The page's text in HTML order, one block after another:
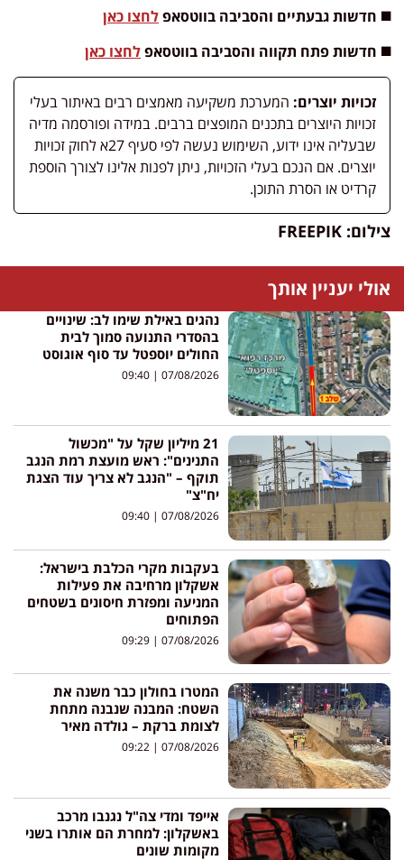
◼️ חדשות גבעתיים והסביבה בווטסאפלחצו כאן
◼️ חדשות פתח תקווה והסביבה בווטסאפלחצו כאן
זכויות יוצרים: המערכת משקיעה מאמצים רבים באיתור בעלי
זכויות היוצרים בתכנים המופצים ברבים. במידה ופורסמה מדיה
שבעליה אינו ידוע, השימוש נעשה לפי סעיף 27א לחוק זכויות
יוצרים. אם הנכם בעלי הזכויות, ניתן לפנות אלינו לצורך הוספת
קרדיט או הסרת התוכן.
צילום: FREEPIK
אולי יעניין אותך
נהגים באילת שימו לב: שינויים
בהסדרי התנועה סמוך לבית
החולים יוספטל עד סוף אוגוסט
07/08/2026
21 מיליון שקל על "מכשול
התנינים": ראש מועצת רמת הנגב
תוקף – "הנגב לא צריך עוד הצגת
יח"צ"
07/08/2026
בעקבות מקרי הכלבת בישראל:
אשקלון מרחיבה את פעילות
המניעה ומפזרת חיסונים בשטחים
הפתוחים
07/08/2026
המטרו בחולון כבר משנה את
השטח: המבנה שנבנה מתחת
לצומת ברקת – גולדה מאיר
07/08/2026
אייפד ומדי צה"ל נגנבו מרכב
באשקלון: למחרת הם אותרו בשני
מקומות שונים